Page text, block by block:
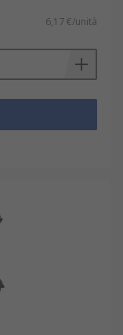
6,17 €/unità